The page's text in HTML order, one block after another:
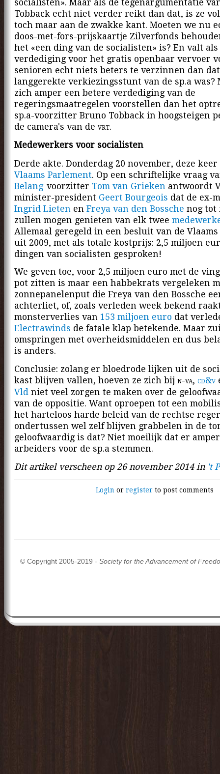
socialisten». Maar als de tegenargumentatie
Tobback echt niet verder reikt dan dat, is ze
toch maar aan de zwakke kant. Moeten we nu
doos-met-fors-prijskaartje Zilverfonds
het «een ding van de socialisten» is? En valt als
verdediging voor het gratis openbaar vervoer
senioren echt niets beters te verzinnen dan
langgerekte verkiezingsstunt van de sp.a was?
zich amper een betere verdediging van de
regeringsmaatregelen voorstellen dan het
sp.a-voorzitter Bruno Tobback in hoogsteigen
de camera's van de vrt.
Medewerkers voor socialisten
Derde akte. Donderdag 20 november, deze
Vlaams Parlement. Op een schriftelijke vraag
Belang-voorzitter Tom van Grieken antwoordt
minister-president Geert Bourgeois dat de ex-
Ingrid Lieten en Freya van den Bossche nog tot
zullen mogen genieten van elk twee
Allemaal geregeld in een besluit van de Vlaams
uit 2009, met als totale kostprijs: 2,5 miljoen
dingen van socialisten gesproken!
We geven toe, voor 2,5 miljoen euro met de
pot zitten is maar een habbekrats vergeleken
zonnepanelenput die Freya van den Bossche
achterliet, of, zoals verleden week bekend
monsterverlies van 153 miljoen euro dat
Electrawinds de fatale klap betekende. Maar
omspringen met overheidsmiddelen en dus
is anders.
Conclusie: zolang er bloedrode lijken uit de
kast blijven vallen, hoeven ze zich bij n-va, cd&v
Vld niet veel zorgen te maken over de
van de oppositie. Want oproepen tot een
het harteloos harde beleid van de rechtse
ondertussen wel zelf blijven grabbelen in de
geloofwaardig is dat? Niet moeilijk dat er
arbeiders voor de sp.a stemmen.
Dit artikel verscheen op 26 november 2014 in 't
Login orregister to post comments
© Copyright 2005-2019 - Society for the Advancement of